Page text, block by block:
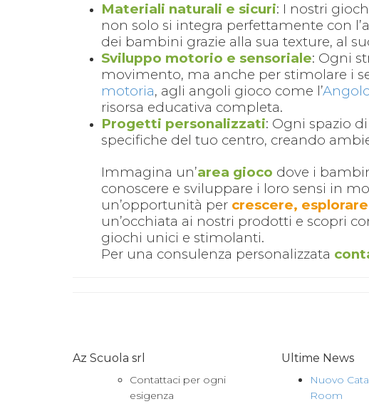
Materiali naturali e sicuri: I nostri
non solo si integra perfettamente con
dei bambini grazie alla sua texture, al
Sviluppo motorio e sensoriale: Ogni
movimento, ma anche per stimolare i
motoria, agli angoli gioco come l’
risorsa educativa completa.
Progetti personalizzati: Ogni spazio
specifiche del tuo centro, creando
Immagina un’area gioco dove i
conoscere e sviluppare i loro sensi in
un’opportunità per crescere,
un’occhiata ai nostri prodotti e scopri
giochi unici e stimolanti.
Per una consulenza personalizzata
Az Scuola srl
Contattaci per ogni
esigenza
Ultime News
Nuovo
Room